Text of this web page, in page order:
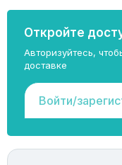
Откройте
Авторизуйтесь,
доставке
Войти/